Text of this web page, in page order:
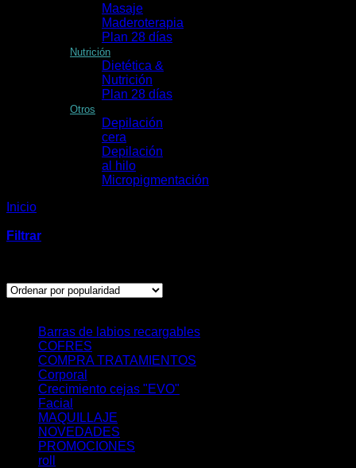
Masaje
Maderoterapia
Plan 28 días
Nutrición
Dietética &
Nutrición
Plan 28 días
Otros
Depilación
cera
Depilación
al hilo
Micropigmentación
Inicio
Filtrar
Barras de labios recargables
COFRES
COMPRA TRATAMIENTOS
Corporal
Crecimiento cejas "EVO"
Facial
MAQUILLAJE
NOVEDADES
PROMOCIONES
roll